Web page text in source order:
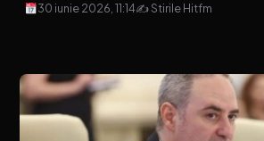
30 iunie 2026, 11:14✍ Stirile Hitfm